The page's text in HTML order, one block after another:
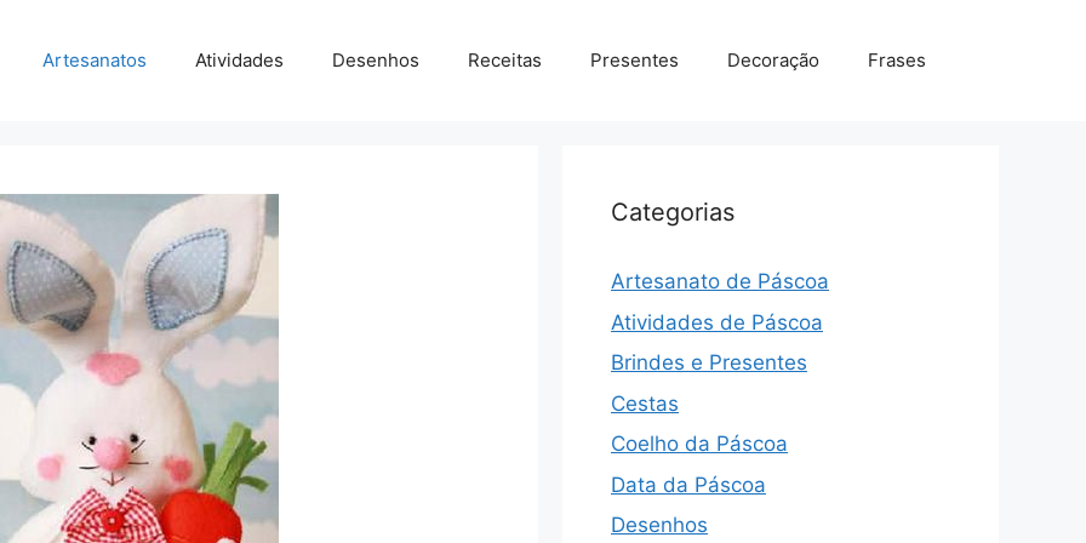
Artesanatos Atividades Desenhos Receitas Presentes Decoração Frases
Categorias
Artesanato de Páscoa
Atividades de Páscoa
Brindes e Presentes
Cestas
Coelho da Páscoa
Data da Páscoa
Desenhos